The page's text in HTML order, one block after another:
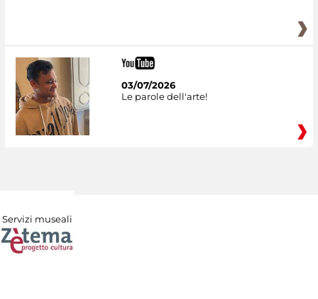
03/07/2026
Le parole dell'arte!
Servizi museali